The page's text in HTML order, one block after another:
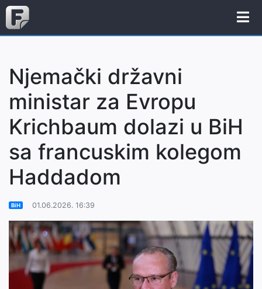
Njemački državni
ministar za Evropu
Krichbaum dolazi u BiH
sa francuskim kolegom
Haddadom
BiH 01.06.2026. 16:39